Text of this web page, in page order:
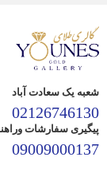
شعبه یک سعادت آباد
02126746130
پیگیری سفارشات
09009000137